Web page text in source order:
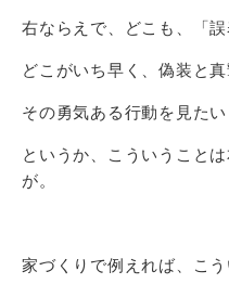
右ならえで、どこも、「
どこがいち早く、偽装と真
その勇気ある行動を見たい
というか、こういうこと
が。
家づくりで例えれば、こう